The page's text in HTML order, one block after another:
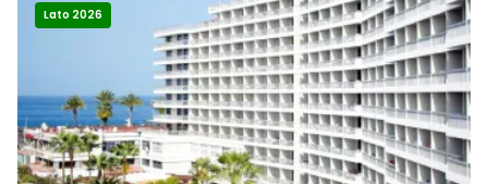
Lato 2026